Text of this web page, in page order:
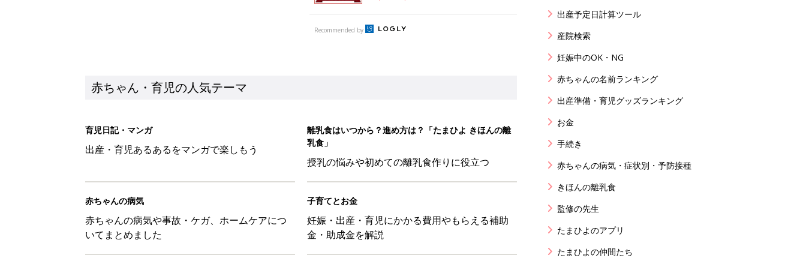
Recommended by
赤ちゃん・育児の人気テーマ
育児日記・マンガ
出産・育児あるあるをマンガで楽しもう
離乳食はいつから？進め方は？「たまひよ きほんの離
乳食」
授乳の悩みや初めての離乳食作りに役立つ
赤ちゃんの病気
赤ちゃんの病気や事故・ケガ、ホームケアにつ
いてまとめました
子育てとお金
妊娠・出産・育児にかかる費用やもらえる補助
金・助成金を解説
出産予定日計算ツール
産院検索
妊娠中のOK・NG
赤ちゃんの名前ランキング
出産準備・育児グッズランキング
お金
手続き
赤ちゃんの病気・症状別・予防接種
きほんの離乳食
監修の先生
たまひよのアプリ
たまひよの仲間たち